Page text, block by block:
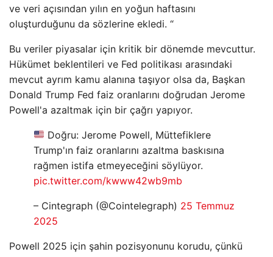
ve veri açısından yılın en yoğun haftasını
oluşturduğunu da sözlerine ekledi. “
Bu veriler piyasalar için kritik bir dönemde mevcuttur.
Hükümet beklentileri ve Fed politikası arasındaki
mevcut ayrım kamu alanına taşıyor olsa da, Başkan
Donald Trump Fed faiz oranlarını doğrudan Jerome
Powell'a azaltmak için bir çağrı yapıyor.
Doğru: Jerome Powell, Müttefiklere
Trump'ın faiz oranlarını azaltma baskısına
rağmen istifa etmeyeceğini söylüyor.
pic.twitter.com/kwww42wb9mb
– Cintegraph (@Cointelegraph) 25 Temmuz
2025
Powell 2025 için şahin pozisyonunu korudu, çünkü